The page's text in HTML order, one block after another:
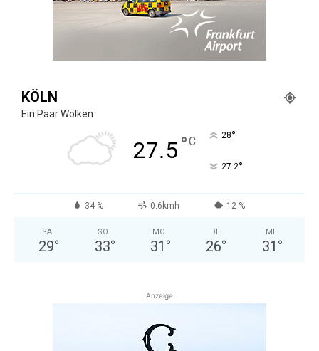
KÖLN
Ein Paar Wolken
27.5°C 28°
27.2°
34 % 0.6kmh 12 %
SA.
29°
SO.
33°
MO.
31 °
DI.
26°
MI.
31 °
Anzeige